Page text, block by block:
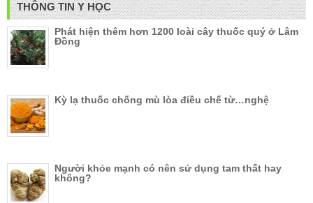
THÔNG TIN Y HỌC
Phát hiện thêm hơn 1200 loài cây thuốc quý ở Lâm
Đồng
Kỳ lạ thuốc chống mù lòa điều chế từ…nghệ
Người khỏe mạnh có nên sử dụng tam thất hay
không?